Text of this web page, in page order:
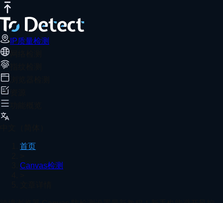
IP质量检测
跨境浏览器 Canvas 防检测设置最新教程
Canvas 指纹已成为跨境平台重点风控项。配合 ToDetect 指纹
首页
推荐阅读
IP质量检测
首页
Canvas检测